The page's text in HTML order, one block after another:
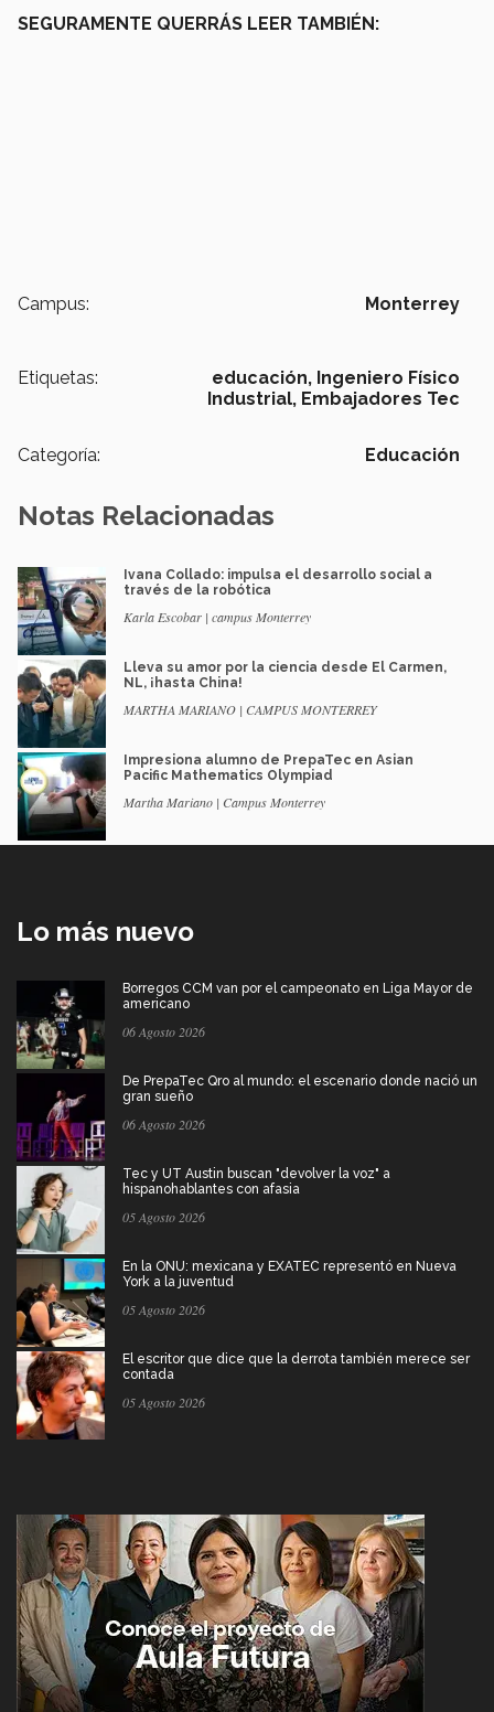
SEGURAMENTE QUERRÁS LEER TAMBIÉN:
Campus: Monterrey
Etiquetas: educación, Ingeniero Físico
Industrial, Embajadores Tec
Categoría: Educación
Notas Relacionadas
Ivana Collado: impulsa el desarrollo social a
través de la robótica
Karla Escobar | campus Monterrey
Lleva su amor por la ciencia desde El Carmen,
NL, ¡hasta China!
MARTHA MARIANO | CAMPUS MONTERREY
Impresiona alumno de PrepaTec en Asian
Pacific Mathematics Olympiad
Martha Mariano | Campus Monterrey
Lo más nuevo
Borregos CCM van por el campeonato en Liga Mayor de
americano
06 Agosto 2026
De PrepaTec Qro al mundo: el escenario donde nació un
gran sueño
06 Agosto 2026
Tec y UT Austin buscan "devolver la voz" a
hispanohablantes con afasia
05 Agosto 2026
En la ONU: mexicana y EXATEC representó en Nueva
York a la juventud
05 Agosto 2026
El escritor que dice que la derrota también merece ser
contada
05 Agosto 2026